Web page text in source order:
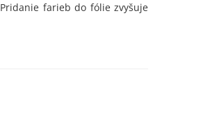
farieb do fólie zvyšuje